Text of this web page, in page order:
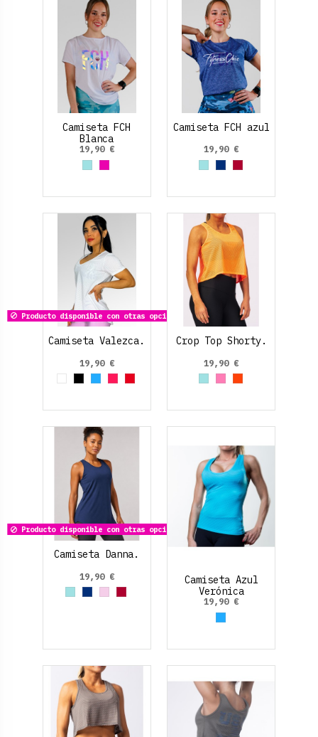
Camiseta FCH
Blanca
19,90 €
Azul cielo
Fucsia
Camiseta FCH azul
19,90 €
Azul cielo
Azul Marino
Rojo Rubí
Producto disponible con otras opciones
Camiseta Valezca.
19,90 €
Blanco
NegroAzul claro
Rosa Oscuro
Rojo
Crop Top Shorty.
19,90 €
Azul cielo
Rosa claro
Naranja
Producto disponible con otras opciones
Camiseta Danna.
19,90 €
Azul cielo
Azul Marino
Rosa palo
Rojo Rubí
Camiseta Azul
Verónica
19,90 €
Azul claro